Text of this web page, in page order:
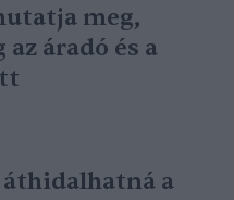
meg,
áradó és a
áthidalhatná a